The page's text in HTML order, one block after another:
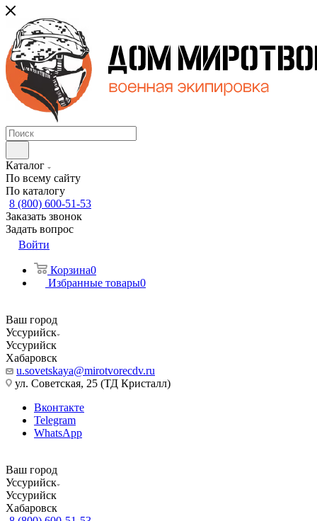
Каталог
По всему сайту
По каталогу
8 (800) 600-51-53
Заказать звонок
Задать вопрос
Войти
Корзина0
Избранные товары0
Ваш город
Уссурийск
Уссурийск
Хабаровск
u.sovetskaya@mirotvorecdv.ru
ул. Советская, 25 (ТД Кристалл)
Вконтакте
Telegram
WhatsApp
Ваш город
Уссурийск
Уссурийск
Хабаровск